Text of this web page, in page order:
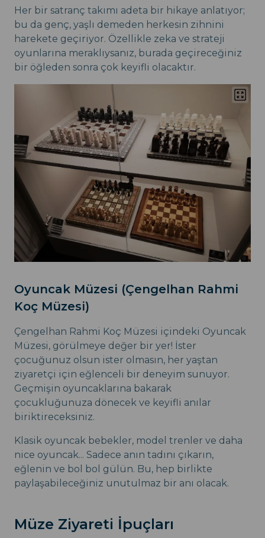
Her bir satranç takımı adeta bir hikaye anlatıyor;
bu da genç, yaşlı demeden herkesin zihnini
harekete geçiriyor. Özellikle zeka ve strateji
oyunlarına meraklıysanız, burada geçireceğiniz
bir öğleden sonra çok keyifli olacaktır.
Oyuncak Müzesi (Çengelhan Rahmi
Koç Müzesi)
Çengelhan Rahmi Koç Müzesi içindeki Oyuncak
Müzesi, görülmeye değer bir yer! İster
çocuğunuz olsun ister olmasın, her yaştan
ziyaretçi için eğlenceli bir deneyim sunuyor.
Geçmişin oyuncaklarına bakarak
çocukluğunuza dönecek ve keyifli anılar
biriktireceksiniz.
Klasik oyuncak bebekler, model trenler ve daha
nice oyuncak... Sadece anın tadını çıkarın,
eğlenin ve bol bol gülün. Bu, hep birlikte
paylaşabileceğiniz unutulmaz bir anı olacak.
Müze Ziyareti İpuçları